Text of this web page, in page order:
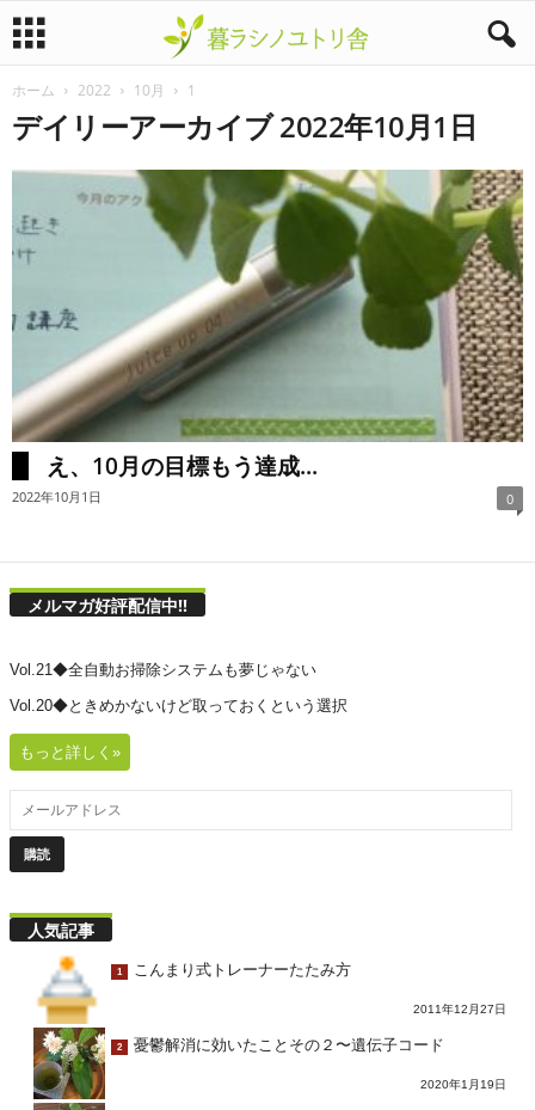
暮
ノ
ホーム 2022 10月 1
デイリーアーカイブ 2022年10月1日
え、10月の目標もう達成...
2022年10月1日 0
メルマガ好評配信中!!
Vol.21◆全自動お掃除システムも夢じゃない
Vol.20◆ときめかないけど取っておくという選択
もっと詳しく»
人気記事
1 こんまり式トレーナーたたみ方
2011年12月27日
2 憂鬱解消に効いたことその２〜遺伝子コード
2020年1月19日